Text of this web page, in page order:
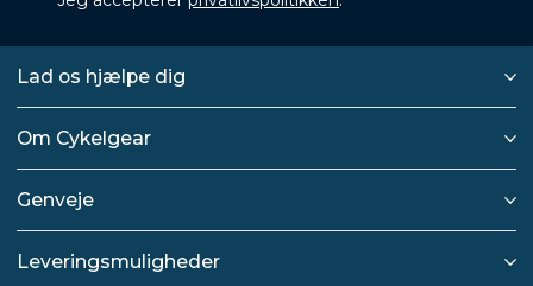
Lad os hjælpe dig
Om Cykelgear
Genveje
Leveringsmuligheder